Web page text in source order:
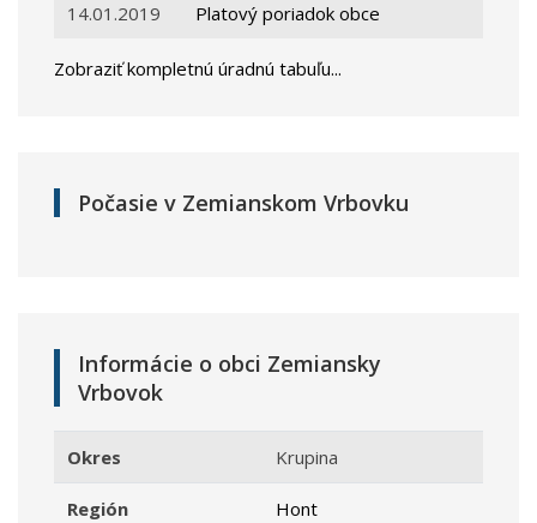
14.01.2019 Platový poriadok obce
Zobraziť kompletnú úradnú tabuľu...
Počasie v Zemianskom Vrbovku
Informácie o obci Zemiansky
Vrbovok
Okres Krupina
Región Hont